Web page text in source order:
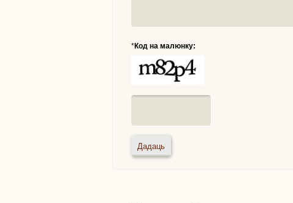
*Код на малюнку: